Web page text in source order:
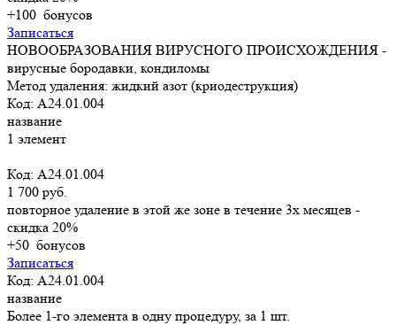
+100 бонусов
Записаться
НОВООБРАЗОВАНИЯ ВИРУСНОГО ПРОИСХОЖДЕНИЯ -
вирусные бородавки, кондиломы
Метод удаления: жидкий азот (криодеструкция)
Код: A24.01.004
название
1 элемент
Код: A24.01.004
1 700 руб.
повторное удаление в этой же зоне в течение 3х месяцев -
скидка 20%
+50 бонусов
Записаться
Код: A24.01.004
название
Более 1-го элемента в одну процедуру, за 1 шт.